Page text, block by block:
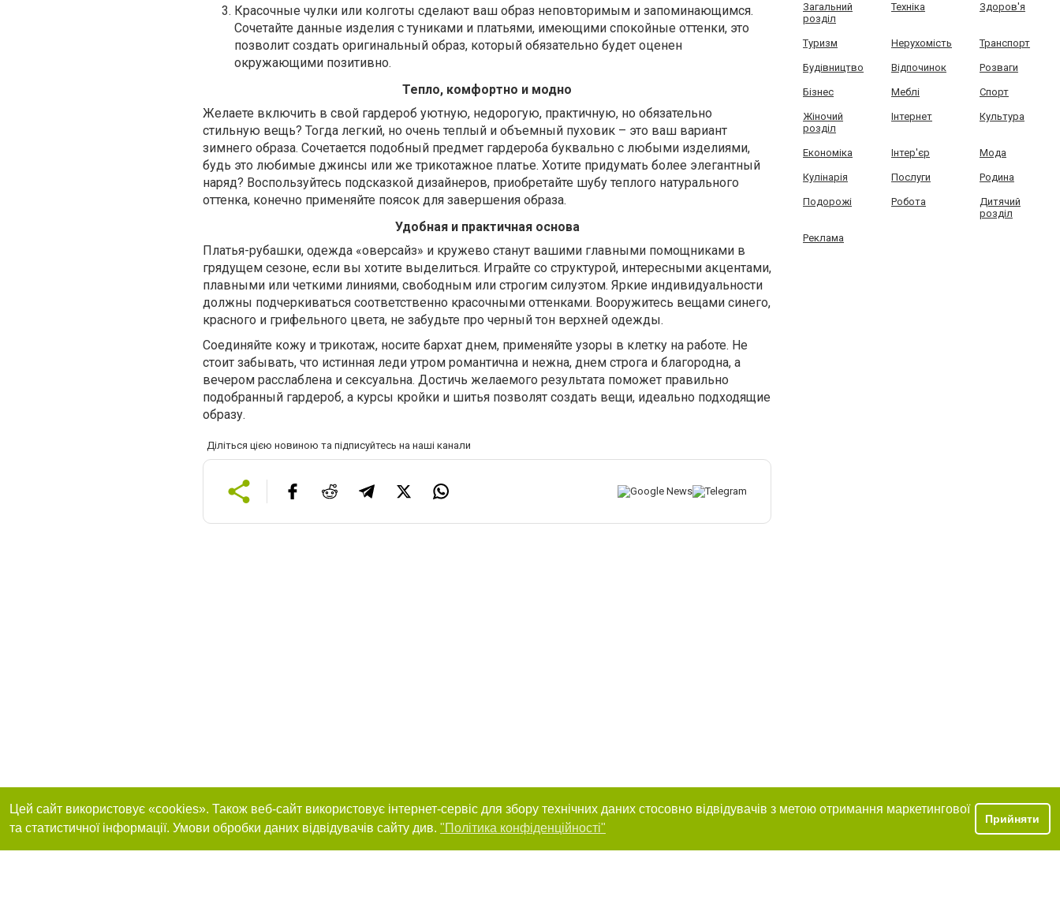
Красочные чулки или колготы сделают ваш образ неповторимым и запоминающимся.
Сочетайте данные изделия с туниками и платьями, имеющими спокойные оттенки, это
позволит создать оригинальный образ, который обязательно будет оценен
окружающими позитивно.
Тепло, комфортно и модно
Желаете включить в свой гардероб уютную, недорогую, практичную, но обязательно
стильную вещь? Тогда легкий, но очень теплый и объемный пуховик – это ваш вариант
зимнего образа. Сочетается подобный предмет гардероба буквально с любыми изделиями,
будь это любимые джинсы или же трикотажное платье. Хотите придумать более элегантный
наряд? Воспользуйтесь подсказкой дизайнеров, приобретайте шубу теплого натурального
оттенка, конечно применяйте поясок для завершения образа.
Удобная и практичная основа
Платья-рубашки, одежда «оверсайз» и кружево станут вашими главными помощниками в
грядущем сезоне, если вы хотите выделиться. Играйте со структурой, интересными акцентами,
плавными или четкими линиями, свободным или строгим силуэтом. Яркие индивидуальности
должны подчеркиваться соответственно красочными оттенками. Вооружитесь вещами синего,
красного и грифельного цвета, не забудьте про черный тон верхней одежды.
Соединяйте кожу и трикотаж, носите бархат днем, применяйте узоры в клетку на работе. Не
стоит забывать, что истинная леди утром романтична и нежна, днем строга и благородна, а
вечером расслаблена и сексуальна. Достичь желаемого результата поможет правильно
подобранный гардероб, а курсы кройки и шитья позволят создать вещи, идеально подходящие
образу.
Діліться цією новиною та підписуйтесь на наші канали
Загальний
розділ
Техніка Здоров'я
Туризм Нерухомість Транспорт
Будівництво Відпочинок Розваги
Бізнес Меблі Спорт
Жіночий
розділ
Інтернет Культура
Економіка Інтер'єр Мода
Кулінарія Послуги Родина
Подорожі Робота
Дитячий
розділ
Реклама
Цей сайт використовує «cookies». Також веб-сайт використовує інтернет-сервіс для збору технічних даних стосовно відвідувачів з метою отримання маркетингової
та статистичної інформації. Умови обробки даних відвідувачів сайту див. "Політика конфіденційності"
Прийняти